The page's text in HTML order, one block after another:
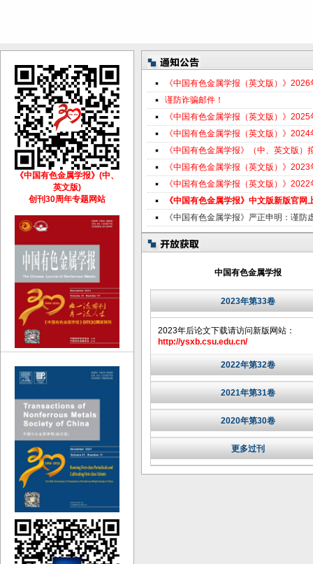
《中国有色金属学报（英文版）》
谨防诈骗邮件！
《中国有色金属学报（英文版）》
《中国有色金属学报（英文版）》
《中国有色金属学报》（中、英文版
《中国有色金属学报（英文版）》
《中国有色金属学报（英文版）》
《中国有色金属学报》中文版新版官网
《中国有色金属学报》严正申明：谨防
中国有色金属学报
2023年第33卷
2023年后论文下载请访问新版网站：
http://ysxb.csu.edu.cn/
2022年第32卷
2021年第31卷
2020年第30卷
更多过刊
《中国有色金属学报》(中、
英文版)
创刊30周年专题网站